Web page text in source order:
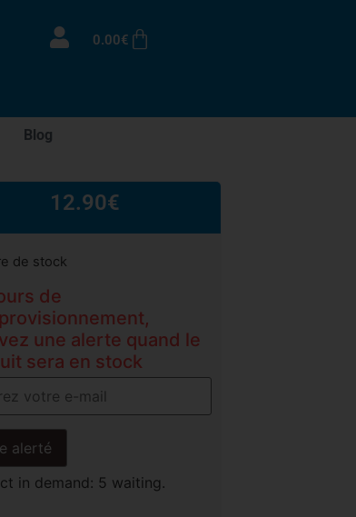
0.00€
Blog
12.90€
de stock
de
une alerte quand le
sera en stock
alerté
in demand: 5 waiting.